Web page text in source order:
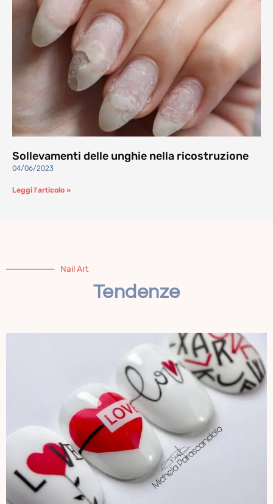
Sollevamenti delle unghie nella ricostruzione
04/06/2023
Leggi l'articolo »
Nail Art
Tendenze